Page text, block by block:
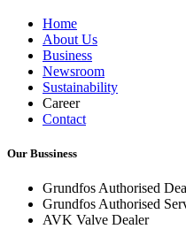
Home
About Us
Business
Newsroom
Sustainability
Career
Contact
Our Bussiness
Grundfos Authorised
Grundfos Authorised
AVK Valve Dealer